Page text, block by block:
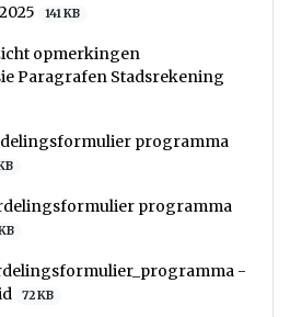
141 KB
opmerkingen
Paragrafen Stadsrekening
programma
programma
-
72 KB